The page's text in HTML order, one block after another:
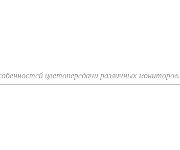
цветопередачи различных мониторов.